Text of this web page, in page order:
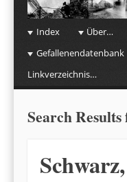
☰Menu
Skip to content
Index Über…
Gefallenendatenbank
Linkverzeichnis…
Search